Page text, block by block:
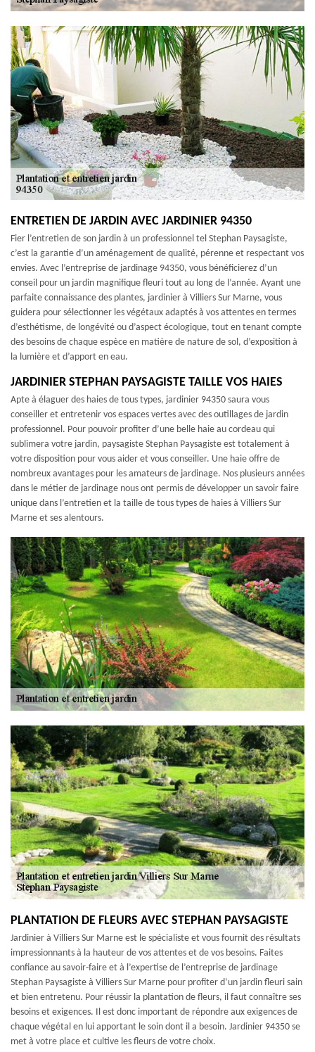
ENTRETIEN DE JARDIN AVEC JARDINIER 94350
Fier l’entretien de son jardin à un professionnel tel Stephan Paysagiste,
c’est la garantie d’un aménagement de qualité, pérenne et respectant vos
envies. Avec l’entreprise de jardinage 94350, vous bénéficierez d’un
conseil pour un jardin magnifique fleuri tout au long de l’année. Ayant une
parfaite connaissance des plantes, jardinier à Villiers Sur Marne, vous
guidera pour sélectionner les végétaux adaptés à vos attentes en termes
d’esthétisme, de longévité ou d’aspect écologique, tout en tenant compte
des besoins de chaque espèce en matière de nature de sol, d’exposition à
la lumière et d’apport en eau.
JARDINIER STEPHAN PAYSAGISTE TAILLE VOS HAIES
Apte à élaguer des haies de tous types, jardinier 94350 saura vous
conseiller et entretenir vos espaces vertes avec des outillages de jardin
professionnel. Pour pouvoir profiter d’une belle haie au cordeau qui
sublimera votre jardin, paysagiste Stephan Paysagiste est totalement à
votre disposition pour vous aider et vous conseiller. Une haie offre de
nombreux avantages pour les amateurs de jardinage. Nos plusieurs années
dans le métier de jardinage nous ont permis de développer un savoir faire
unique dans l’entretien et la taille de tous types de haies à Villiers Sur
Marne et ses alentours.
PLANTATION DE FLEURS AVEC STEPHAN PAYSAGISTE
Jardinier à Villiers Sur Marne est le spécialiste et vous fournit des résultats
impressionnants à la hauteur de vos attentes et de vos besoins. Faites
confiance au savoir-faire et à l’expertise de l’entreprise de jardinage
Stephan Paysagiste à Villiers Sur Marne pour profiter d’un jardin fleuri sain
et bien entretenu. Pour réussir la plantation de fleurs, il faut connaître ses
besoins et exigences. Il est donc important de répondre aux exigences de
chaque végétal en lui apportant le soin dont il a besoin. Jardinier 94350 se
met à votre place et cultive les fleurs de votre choix.